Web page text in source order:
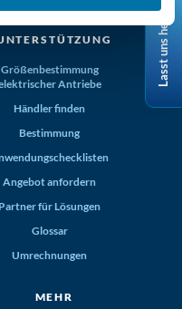
Größenbestimmung
Antriebe
Händler finden
Bestimmung
Angebot anfordern
Partner für Lösungen
Glossar
Umrechnungen
MEHR
Lasst uns helfen